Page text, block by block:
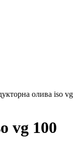
олива iso vg
vg 100